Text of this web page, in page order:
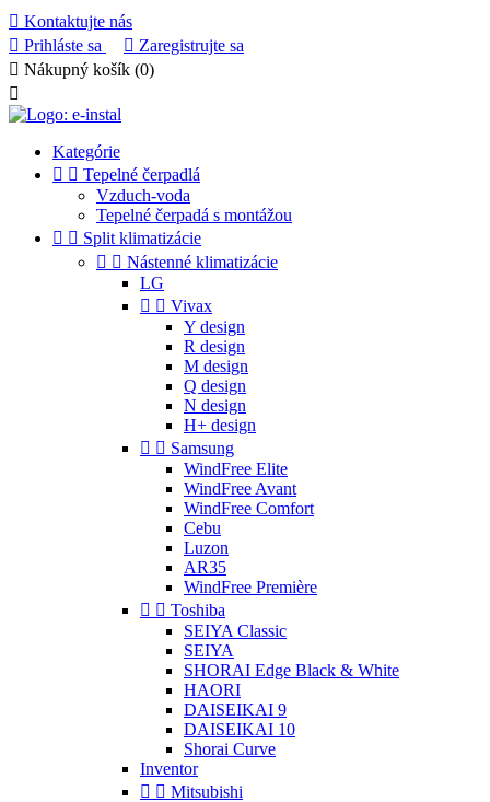
 Kontaktujte nás
 Prihláste sa  Zaregistrujte sa
 Nákupný košík (0)

Kategórie
  Tepelné čerpadlá
Vzduch-voda
Tepelné čerpadá s montážou
  Split klimatizácie
  Nástenné klimatizácie
LG
  Vivax
Y design
R design
M design
Q design
N design
H+ design
  Samsung
WindFree Elite
WindFree Avant
WindFree Comfort
Cebu
Luzon
AR35
WindFree Première
  Toshiba
SEIYA Classic
SEIYA
SHORAI Edge Black & White
HAORI
DAISEIKAI 9
DAISEIKAI 10
Shorai Curve
Inventor
  Mitsubishi